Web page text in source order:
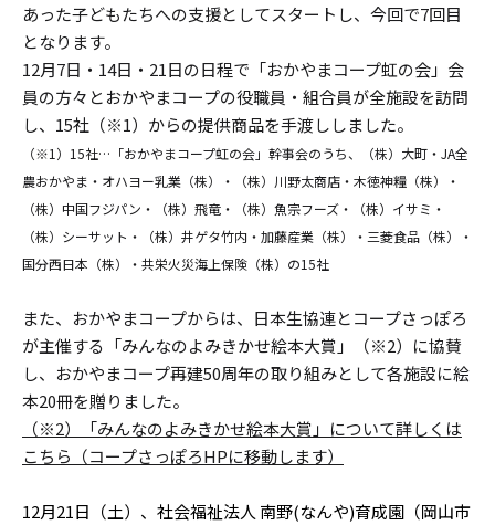
あった子どもたちへの支援としてスタートし、今回で7回目
となります。
12月7日・14日・21日の日程で「おかやまコープ虹の会」会
員の方々とおかやまコープの役職員・組合員が全施設を訪問
し、15社（※1）からの提供商品を手渡ししました。
（※1）15社…「おかやまコープ虹の会」幹事会のうち、（株）大町・JA全
農おかやま・オハヨー乳業（株）・（株）川野太商店・木徳神糧（株）・
（株）中国フジパン・（株）飛竜・（株）魚宗フーズ・（株）イサミ・
（株）シーサット・（株）井ゲタ竹内・加藤産業（株）・三菱食品（株）・
国分西日本（株）・共栄火災海上保険（株）の15社
また、おかやまコープからは、日本生協連とコープさっぽろ
が主催する「みんなのよみきかせ絵本大賞」（※2）に協賛
し、おかやまコープ再建50周年の取り組みとして各施設に絵
本20冊を贈りました。
（※2）
「みんなのよみきかせ絵本大賞」について詳しくは
こちら（コープさっぽろHPに移動します）
12月21日（土）、社会福祉法人 南野(なんや)育成園（岡山市